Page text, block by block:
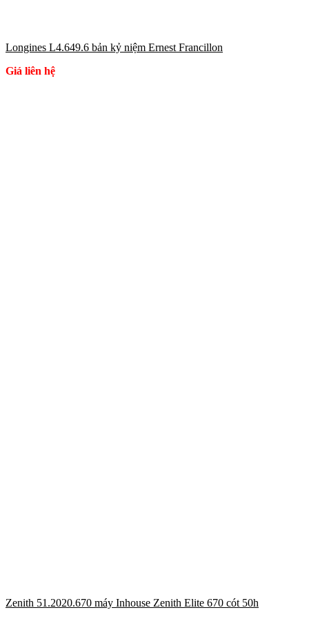
Longines L4.649.6 bản kỷ niệm Ernest Francillon
Giá liên hệ
Zenith 51.2020.670 máy Inhouse Zenith Elite 670 cót 50h